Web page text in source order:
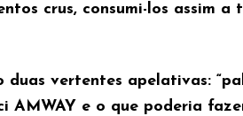
crus, consumi-los assim
duas vertentes apelativas:
AMWAY e o que poderia